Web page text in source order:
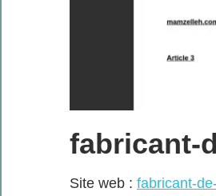
fabricant-
Site web : fabricant-